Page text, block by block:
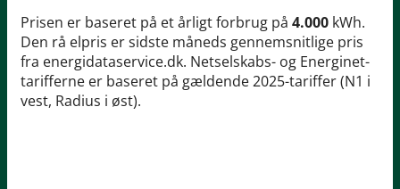
Prisen er baseret på et årligt forbrug på 4.000 kWh.
Den rå elpris er sidste måneds gennemsnitlige pris
fra energidataservice.dk. Netselskabs- og Energinet-
tarifferne er baseret på gældende 2025-tariffer (N1 i
vest, Radius i øst).